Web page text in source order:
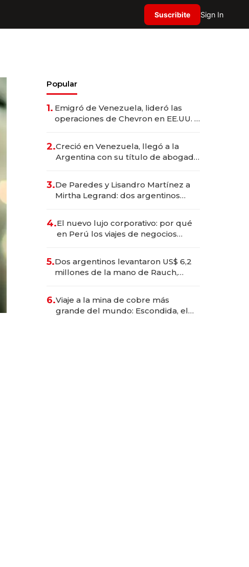
Suscribite Sign In
Popular
1. Emigró de Venezuela, lideró las
operaciones de Chevron en EE.UU. y
2.Creció en Venezuela, llegó a la
Argentina con su título de abogado
marcas "fast premium"
3.De Paredes y Lisandro Martínez a
Mirtha Legrand: dos argentinos
4.El nuevo lujo corporativo: por qué
en Perú los viajes de negocios
transformadoras
5.Dos argentinos levantaron US$ 6,2
millones de la mano de Rauch,
6.Viaje a la mina de cobre más
grande del mundo: Escondida, el